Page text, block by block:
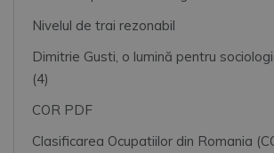
Nivelul de trai rezonabil
Dimitrie Gusti, o lumină pentru
(4)
COR PDF
Clasificarea Ocupatiilor din Romania